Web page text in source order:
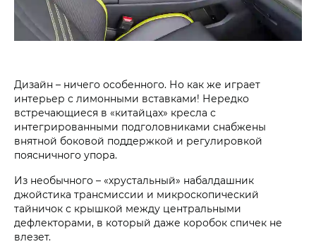
Дизайн – ничего особенного. Но как же играет
интерьер с лимонными вставками! Нередко
встречающиеся в «китайцах» кресла с
интегрированными подголовниками снабжены
внятной боковой поддержкой и регулировкой
поясничного упора.
Из необычного – «хрустальный» набалдашник
джойстика трансмиссии и микроскопический
тайничок с крышкой между центральными
дефлекторами, в который даже коробок ­спичек не
влезет.